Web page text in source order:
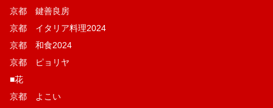
京都 鍵善良房
京都 イタリア料理2024
京都 和食2024
京都 ピョリヤ
■花
京都 よこい